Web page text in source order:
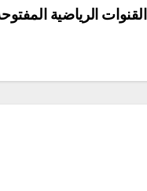
القنوات الرياضية